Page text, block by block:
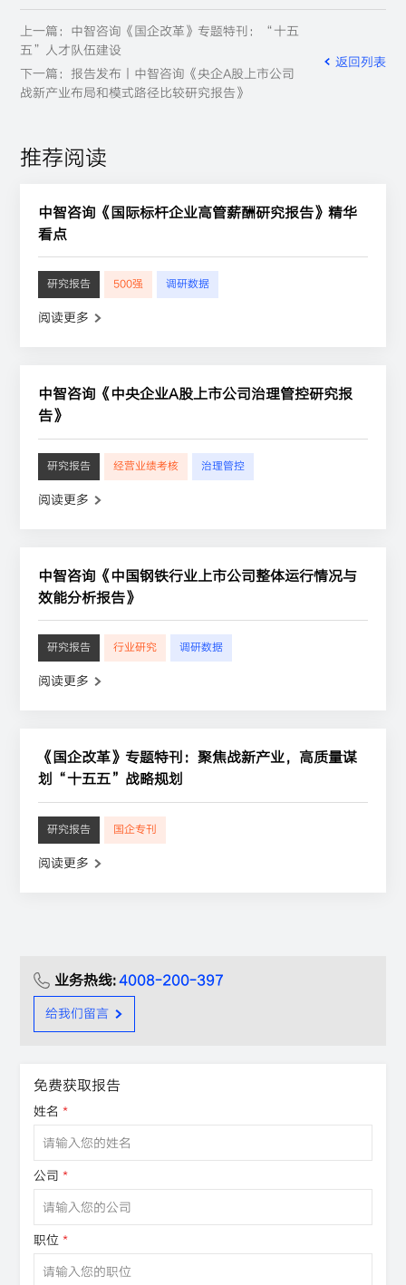
上一篇：中智咨询《国企改革》专题特刊：“十五
五”人才队伍建设
下一篇：报告发布丨中智咨询《央企A股上市公司
战新产业布局和模式路径比较研究报告》
返回列表
推荐阅读
中智咨询《国际标杆企业高管薪酬研究报告》精华
看点
研究报告 500强 调研数据
阅读更多
中智咨询《中央企业A股上市公司治理管控研究报
告》
研究报告 经营业绩考核 治理管控
阅读更多
中智咨询《中国钢铁行业上市公司整体运行情况与
效能分析报告》
研究报告 行业研究 调研数据
阅读更多
《国企改革》专题特刊：聚焦战新产业，高质量谋
划“十五五”战略规划
研究报告 国企专刊
阅读更多
业务热线:4008-200-397
给我们留言
免费获取报告
姓名 *
公司 *
职位 *